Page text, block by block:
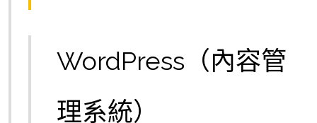
WordPress（內容管
理系統）